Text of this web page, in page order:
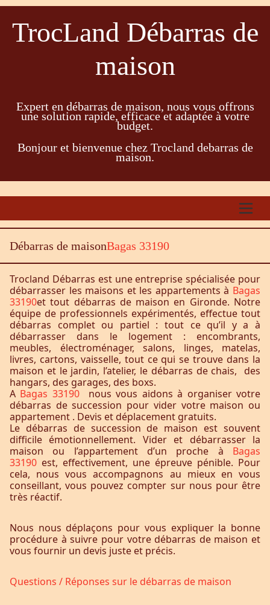
TrocLand Débarras de
maison
Expert en débarras de maison, nous vous offrons
une solution rapide, efficace et adaptée à votre
budget.
Bonjour et bienvenue chez Trocland debarras de
maison.
Débarras de maisonBagas 33190
Trocland Débarras est une entreprise spécialisée pour
débarrasser les maisons et les appartements à Bagas
33190et tout débarras de maison en Gironde. Notre
équipe de professionnels expérimentés, effectue tout
débarras complet ou partiel : tout ce qu’il y a à
débarrasser dans le logement : encombrants,
meubles, électroménager, salons, linges, matelas,
livres, cartons, vaisselle, tout ce qui se trouve dans la
maison et le jardin, l’atelier, le débarras de chais, des
hangars, des garages, des boxs.
A Bagas 33190 nous vous aidons à organiser votre
débarras de succession pour vider votre maison ou
appartement . Devis et déplacement gratuits.
Le débarras de succession de maison est souvent
difficile émotionnellement. Vider et débarrasser la
maison ou l’appartement d’un proche à Bagas
33190 est, effectivement, une épreuve pénible. Pour
cela, nous vous accompagnons au mieux en vous
conseillant, vous pouvez compter sur nous pour être
très réactif.
Nous nous déplaçons pour vous expliquer la bonne
procédure à suivre pour votre débarras de maison et
vous fournir un devis juste et précis.
Questions / Réponses sur le débarras de maison